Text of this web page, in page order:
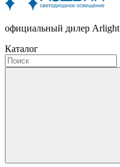
официальный дилер Arlight
Каталог